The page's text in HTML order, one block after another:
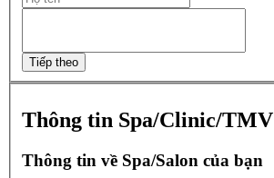
Thông tin Spa/Clinic/TMV
Thông tin về Spa/Salon của bạn